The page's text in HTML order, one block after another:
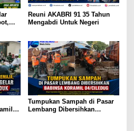
Reuni AKABRI 91 35 Tahun
Mengabdi Untuk Negeri
Tumpukan Sampah di Pasar
Lembang Dibersihkan